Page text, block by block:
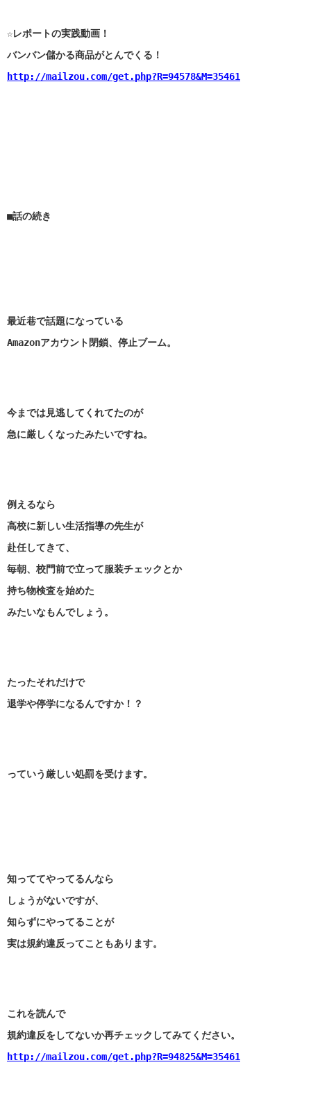
☆レポートの実践動画！
バンバン儲かる商品がとんでくる！
http://mailzou.com/get.php?R=94578&M=35461
■話の続き
最近巷で話題になっている
Amazonアカウント閉鎖、停止ブーム。
今までは見逃してくれてたのが
急に厳しくなったみたいですね。
例えるなら
高校に新しい生活指導の先生が
赴任してきて、
毎朝、校門前で立って服装チェックとか
持ち物検査を始めた
みたいなもんでしょう。
たったそれだけで
退学や停学になるんですか！？
っていう厳しい処罰を受けます。
知っててやってるんなら
しょうがないですが、
知らずにやってることが
実は規約違反ってこともあります。
これを読んで
規約違反をしてないか再チェックしてみてください。
http://mailzou.com/get.php?R=94825&M=35461